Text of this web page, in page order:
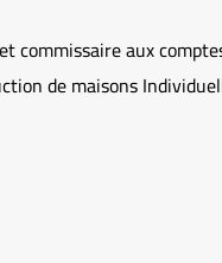
commissaire aux
de maisons